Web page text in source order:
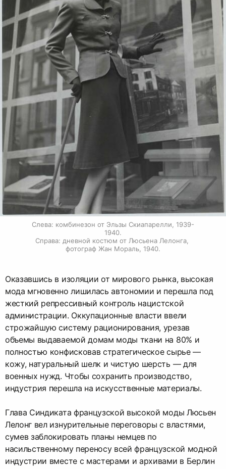
Слева: комбинезон от Эльзы Скиапарелли, 1939-
1940.
Справа: дневной костюм от Люсьена Лелонга,
фотограф Жан Мораль, 1940.
Оказавшись в изоляции от мирового рынка, высокая
мода мгновенно лишилась автономии и перешла под
жесткий репрессивный контроль нацистской
администрации. Оккупационные власти ввели
строжайшую систему рационирования, урезав
объемы выдаваемой домам моды ткани на 80% и
полностью конфисковав стратегическое сырье —
кожу, натуральный шелк и чистую шерсть — для
военных нужд. Чтобы сохранить производство,
индустрия перешла на искусственные материалы.
Глава Синдиката французской высокой моды Люсьен
Лелонг вел изнурительные переговоры с властями,
сумев заблокировать планы немцев по
насильственному переносу всей французской модной
индустрии вместе с мастерами и архивами в Берлин